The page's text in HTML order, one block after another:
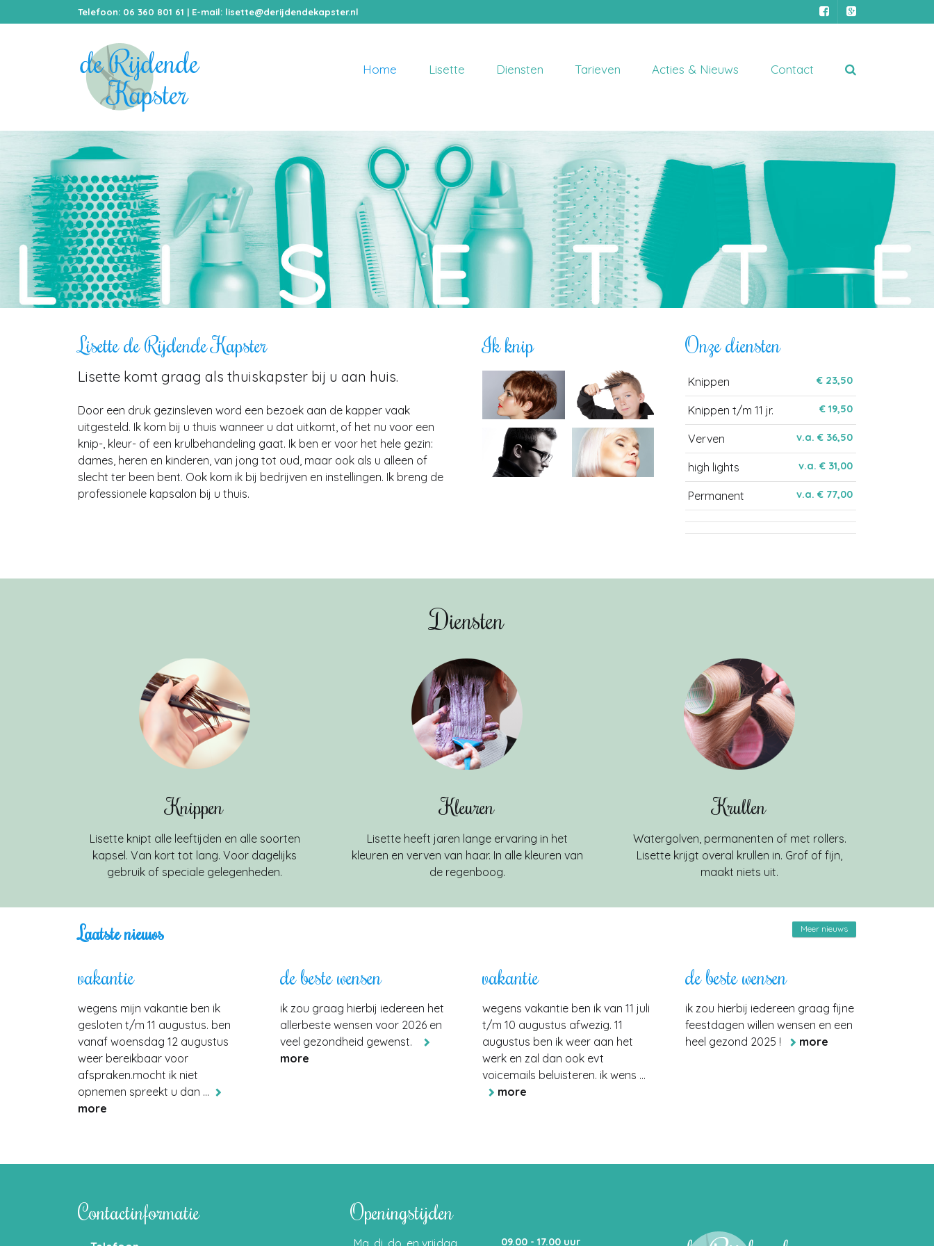
Telefoon: 06 360 801 61 | E-mail: lisette@derijdendekapster.nl
Home Lisette Diensten Tarieven Acties & Nieuws Contact
Lisette de Rijdende Kapster
Lisette komt graag als thuiskapster bij u aan huis.
Door een druk gezinsleven word een bezoek aan de kapper vaak
uitgesteld. Ik kom bij u thuis wanneer u dat uitkomt, of het nu voor een
knip-, kleur- of een krulbehandeling gaat. Ik ben er voor het hele gezin:
dames, heren en kinderen, van jong tot oud, maar ook als u alleen of
slecht ter been bent. Ook kom ik bij bedrijven en instellingen. Ik breng de
professionele kapsalon bij u thuis.
Ik knip Onze diensten
Knippen € 23,50
Knippen t/m 11 jr. € 19,50
Verven v.a. € 36,50
high lights v.a. € 31,00
Permanent v.a. € 77,00
Diensten
Knippen
Lisette knipt alle leeftijden en alle soorten
kapsel. Van kort tot lang. Voor dagelijks
gebruik of speciale gelegenheden.
Kleuren
Lisette heeft jaren lange ervaring in het
kleuren en verven van haar. In alle kleuren van
de regenboog.
Krullen
Watergolven, permanenten of met rollers.
Lisette krijgt overal krullen in. Grof of fijn,
maakt niets uit.
Laatste nieuws Meer nieuws
vakantie
wegens mijn vakantie ben ik
gesloten t/m 11 augustus. ben
vanaf woensdag 12 augustus
weer bereikbaar voor
afspraken.mocht ik niet
opnemen spreekt u dan ...
more
de beste wensen
ik zou graag hierbij iedereen het
allerbeste wensen voor 2026 en
veel gezondheid gewenst.
more
vakantie
wegens vakantie ben ik van 11 juli
t/m 10 augustus afwezig. 11
augustus ben ik weer aan het
werk en zal dan ook evt
voicemails beluisteren. ik wens ...
more
de beste wensen
ik zou hierbij iedereen graag fijne
feestdagen willen wensen en een
heel gezond 2025 !
more
Contactinformatie Openingstijden
09.00 - 17.00 uur